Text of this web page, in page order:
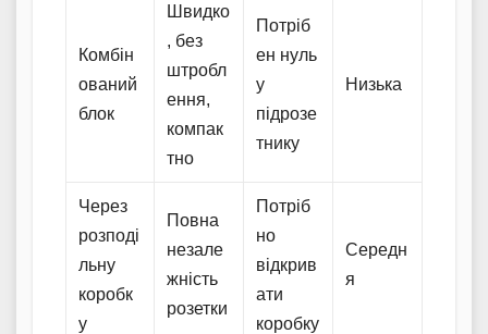
Комбін
ований
блок
Швидко
, без
штробл
ення,
компак
тно
Потріб
ен нуль
у
підрозе
тнику
Низька
Через
розподі
льну
коробк
у
Повна
незале
жність
розетки
Потріб
но
відкрив
ати
коробку
Середн
я